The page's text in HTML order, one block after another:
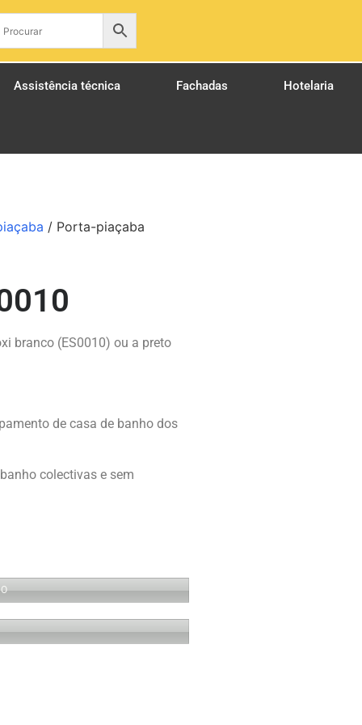
Assistência técnica Fachadas Hotelaria
/ Porta-piaçaba
branco (ES0010) ou a preto
de casa de banho dos
colectivas e sem